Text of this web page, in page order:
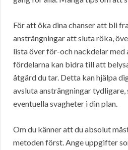
För att öka dina chanser att bli
ansträngningar att sluta röka,
lista över för-och nackdelar
fördelarna kan bidra till att
åtgärd du tar. Detta kan hjälpa
avsluta ansträngningar
eventuella svagheter i din plan.
Om du känner att du absolut
metoden först. Ange uppgifter